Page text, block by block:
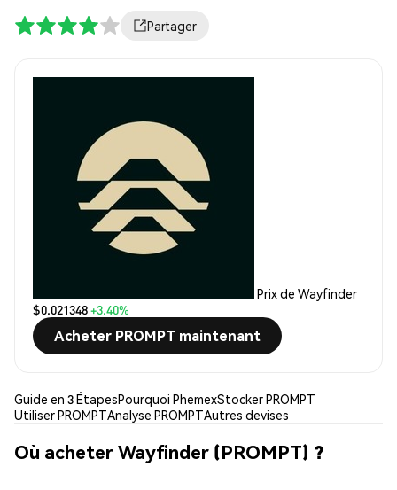
Partager
Prix de Wayfinder
$0.021348+3.40%
Acheter PROMPT maintenant
Guide en 3 ÉtapesPourquoi PhemexStocker PROMPT
Utiliser PROMPTAnalyse PROMPTAutres devises
Où acheter Wayfinder (PROMPT) ?